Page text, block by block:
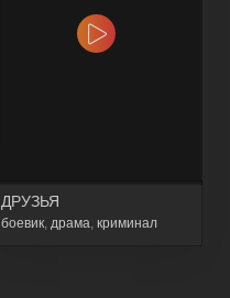
ДРУЗЬЯ
боевик драма криминал